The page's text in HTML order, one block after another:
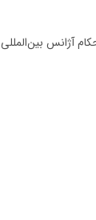
آژانس بین‌المللی